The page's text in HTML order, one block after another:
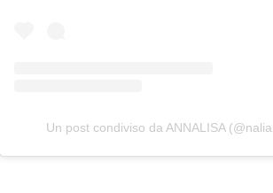
Un post condiviso da ANNALISA